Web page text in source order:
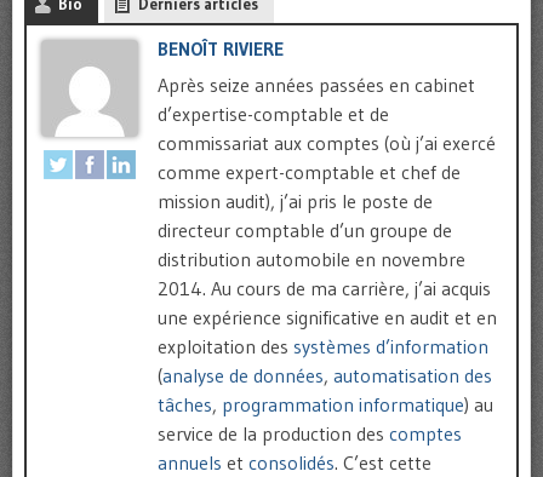
BENOÎT RIVIERE
Après seize années passées en cabinet
d’expertise-comptable et de
commissariat aux comptes (où j’ai exercé
comme expert-comptable et chef de
mission audit), j’ai pris le poste de
directeur comptable d’un groupe de
distribution automobile en novembre
2014. Au cours de ma carrière, j’ai acquis
une expérience significative en audit et en
exploitation des systèmes d’information
(analyse de données, automatisation des
tâches, programmation informatique) au
service de la production des comptes
annuels et consolidés. C’est cette